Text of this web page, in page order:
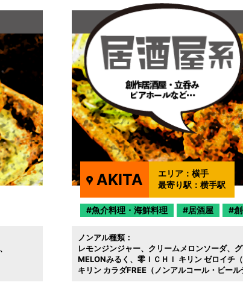
AKITA エリア：横手
最寄り駅：横手駅
魚介料理・海鮮料理 居酒屋
ノンアル種類：
レモンジンジャー
クリームメロンソーダ
MELONみるく
零ＩＣＨＩ キリン ゼロイチ
キリン カラダFREE（ノンアルコール・ビール